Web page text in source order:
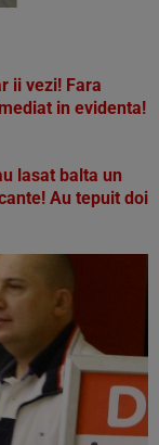
ii vezi! Fara
in evidenta!
lasat balta un
Au tepuit doi